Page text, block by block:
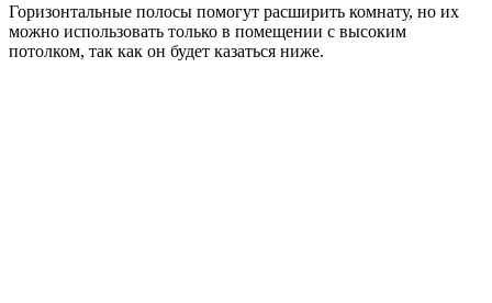
Горизонтальные полосы помогут расширить комнату, но их
можно использовать только в помещении с высоким
потолком, так как он будет казаться ниже.